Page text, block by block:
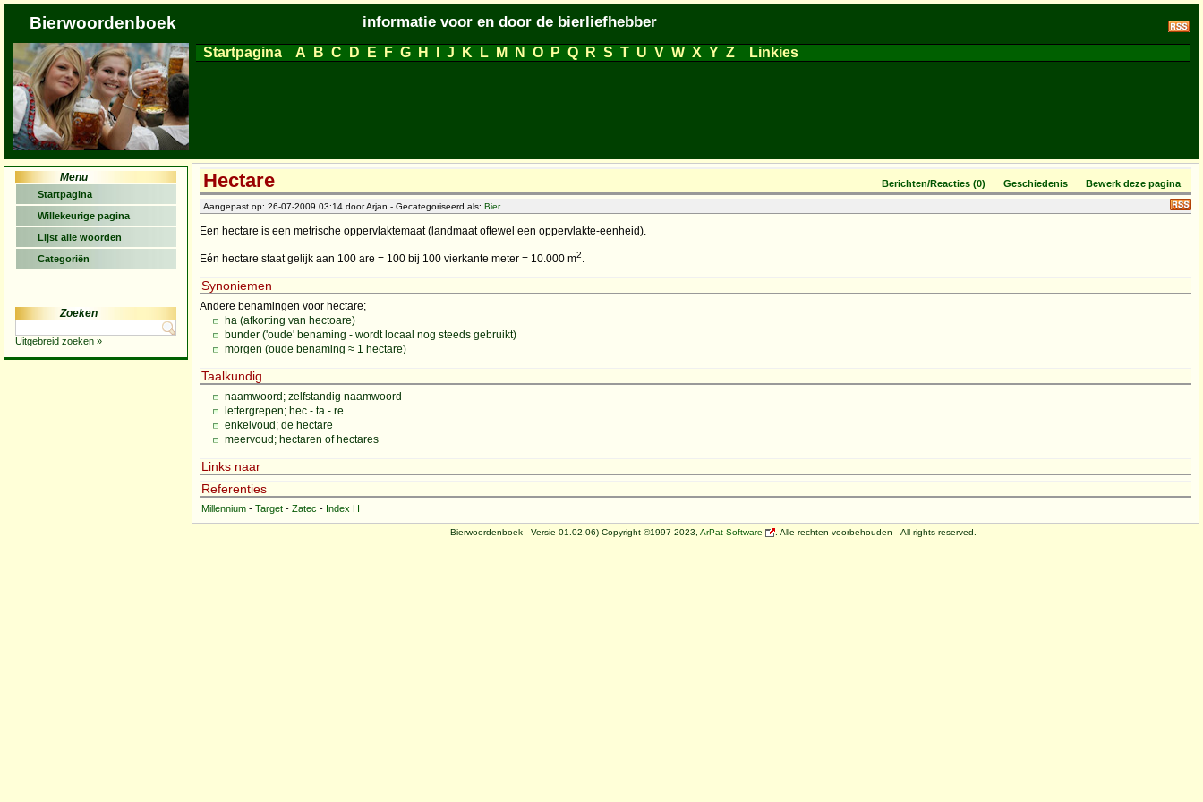
Bierwoordenboek informatie voor en door de bierliefhebber
Startpagina A B C D E F G H J K L M N O P Q R S T U V W X Y Z Linkies
Menu
Startpagina
Willekeurige pagina
Lijst alle woorden
Categoriën
Zoeken
Uitgebreid zoeken »
Berichten/Reacties (0) Geschiedenis Bewerk deze pagina
Hectare
Aangepast op: 26-07-2009 03:14 door Arjan - Gecategoriseerd als: Bier
Een hectare is een metrische oppervlaktemaat (landmaat oftewel een oppervlakte-eenheid).
Eén hectare staat gelijk aan 100 are = 100 bij 100 vierkante meter = 10.000 m2.
Synoniemen
Andere benamingen voor hectare;
ha (afkorting van hectoare)
bunder ('oude' benaming - wordt locaal nog steeds gebruikt)
morgen (oude benaming ≈ 1 hectare)
Taalkundig
naamwoord; zelfstandig naamwoord
lettergrepen; hec - ta - re
enkelvoud; de hectare
meervoud; hectaren of hectares
Links naar
Referenties
Millennium - Target - Zatec - Index H
Bierwoordenboek - Versie 01.02.06) Copyright ©1997-2023, ArPat Software . Alle rechten voorbehouden - All rights reserved.